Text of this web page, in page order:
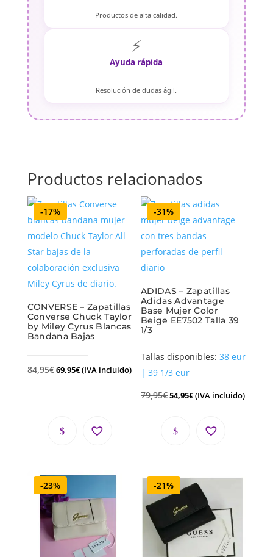
Productos de alta calidad.
⚡
Ayuda rápida
Resolución de dudas ágil.
Productos relacionados
-17%
CONVERSE – Zapatillas
Converse Chuck Taylor
by Miley Cyrus Blancas
Bandana Bajas
84,95€69,95€(IVA incluido)
-31%
ADIDAS – Zapatillas
Adidas Advantage
Base Mujer Color
Beige EE7502 Talla 39
1/3
Tallas disponibles:38 eur
| 39 1/3 eur
79,95€54,95€(IVA incluido)
-23% -21%